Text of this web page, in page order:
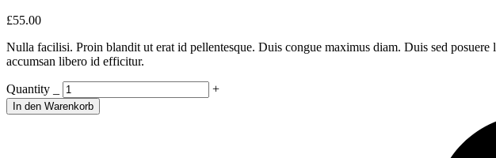
£55.00
Nulla facilisi. Proin blandit ut erat id pellentesque. Duis congue maximus diam. Duis sed
accumsan libero id efficitur.
For
Hair
quantity
Quantity +
In den Warenkorb